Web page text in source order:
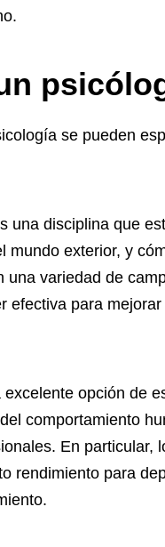
se pueden
una disciplina que
mundo exterior, y
variedad de
efectiva para
opción de
comportamiento
En particular,
rendimiento para